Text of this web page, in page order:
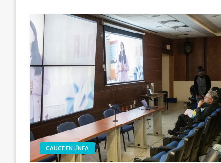
CAUCE EN LÍNEA